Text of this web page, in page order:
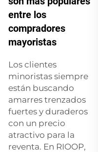
entre los
compradores
mayoristas
Los clientes
minoristas siempre
están buscando
amarres trenzados
fuertes y duraderos
con un precio
atractivo para la
reventa. En RIOOP,